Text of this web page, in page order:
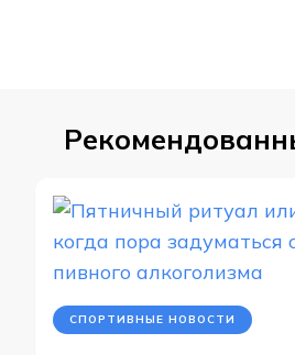
СПОРТИВНЫЕ НОВОСТИ